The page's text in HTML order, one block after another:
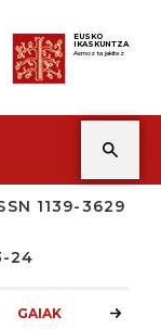
EUSKO
IKASKUNTZA
Asmoz ta jakitez
1139-3629
24
GAIAK